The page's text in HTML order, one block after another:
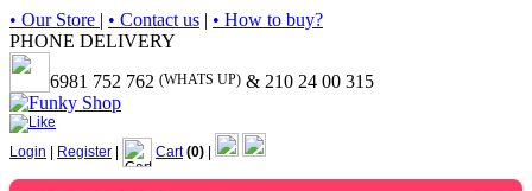
• Our Store | • Contact us | • How to buy?
PHONE DELIVERY
6981 752 762 (WHATS UP) & 210 24 00 315
Login Register Cart (0)